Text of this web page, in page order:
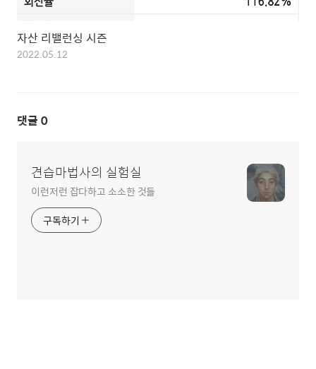
자산 리밸런싱 시즌
2022.05.12
댓글 0
견습마법사의 실험실
이런저런 잡다하고 소소한 것들
구독하기